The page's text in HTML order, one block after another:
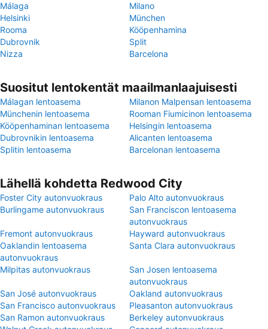
Málaga
Milano
Helsinki
München
Rooma
Kööpenhamina
Dubrovnik
Split
Nizza
Barcelona
Suositut lentokentät maailmanlaajuisesti
Málagan lentoasema
Milanon Malpensan lentoasema
Münchenin lentoasema
Rooman Fiumicinon lentoasema
Kööpenhaminan lentoasema
Helsingin lentoasema
Dubrovnikin lentoasema
Alicanten lentoasema
Splitin lentoasema
Barcelonan lentoasema
Lähellä kohdetta Redwood City
Foster City autonvuokraus
Palo Alto autonvuokraus
Burlingame autonvuokraus
San Franciscon lentoasema
autonvuokraus
Fremont autonvuokraus
Hayward autonvuokraus
Oaklandin lentoasema
autonvuokraus
Santa Clara autonvuokraus
Milpitas autonvuokraus
San Josen lentoasema
autonvuokraus
San José autonvuokraus
Oakland autonvuokraus
San Francisco autonvuokraus
Pleasanton autonvuokraus
San Ramon autonvuokraus
Berkeley autonvuokraus